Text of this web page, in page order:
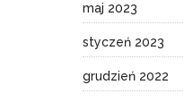
maj 2023
styczeń 2023
grudzień 2022